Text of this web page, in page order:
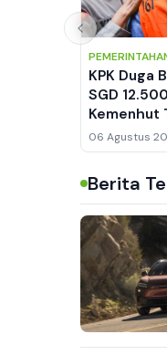
KPK Duga
SGD
Kemenhut
Hutan
06 Agustus
Berita